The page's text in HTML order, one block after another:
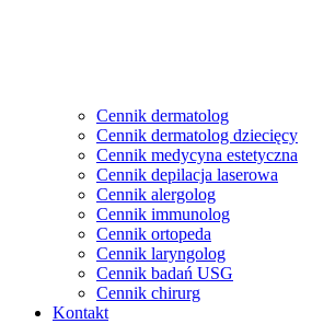
Cennik dermatolog
Cennik dermatolog dziecięcy
Cennik medycyna estetyczna
Cennik depilacja laserowa
Cennik alergolog
Cennik immunolog
Cennik ortopeda
Cennik laryngolog
Cennik badań USG
Cennik chirurg
Kontakt